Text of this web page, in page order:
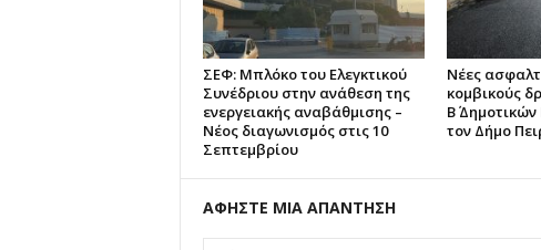
ΣΕΦ: Μπλόκο του Ελεγκτικού
Συνέδριου στην ανάθεση της
ενεργειακής αναβάθμισης –
Νέος διαγωνισμός στις 10
Σεπτεμβρίου
Νέες
κομβικούς
Β΄
τον Δήμο
ΑΦΗΣΤΕ ΜΙΑ ΑΠΑΝΤΗΣΗ